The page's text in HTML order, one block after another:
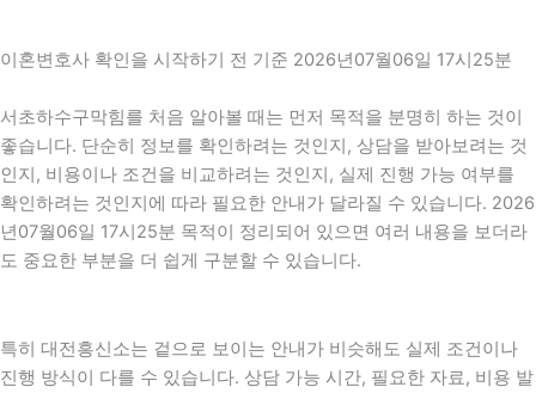
이혼변호사 확인을 시작하기 전 기준 2026년07월06일 17시25분
서초하수구막힘를 처음 알아볼 때는 먼저 목적을 분명히 하는 것이
좋습니다. 단순히 정보를 확인하려는 것인지, 상담을 받아보려는 것
인지, 비용이나 조건을 비교하려는 것인지, 실제 진행 가능 여부를
확인하려는 것인지에 따라 필요한 안내가 달라질 수 있습니다. 2026
년07월06일 17시25분 목적이 정리되어 있으면 여러 내용을 보더라
도 중요한 부분을 더 쉽게 구분할 수 있습니다.
특히 대전흥신소는 겉으로 보이는 안내가 비슷해도 실제 조건이나
진행 방식이 다를 수 있습니다. 상담 가능 시간, 필요한 자료, 비용 발